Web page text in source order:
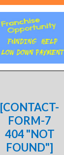
[CONTACT-
FORM-7
404 "NOT
FOUND"]